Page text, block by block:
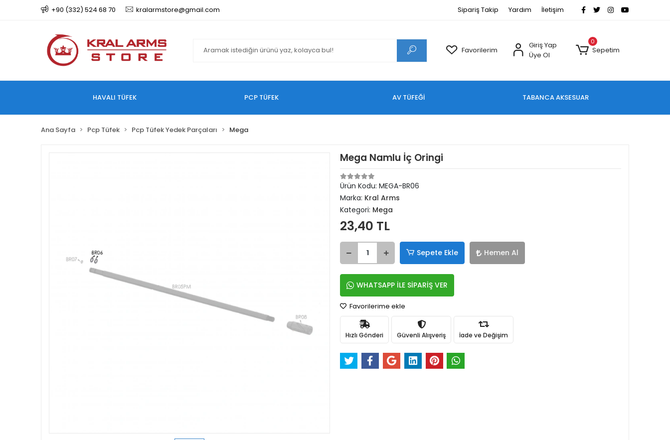
+90 (332) 524 68 70 kralarmstore@gmail.com Sipariş Takip Yardım İletişim
Favorilerim
Giriş Yap
Üye Ol
0
Sepetim
HAVALI TÜFEK PCP TÜFEK AV TÜFEĞİ TABANCA AKSESUAR
Ana Sayfa Pcp Tüfek Pcp Tüfek Yedek Parçaları Mega
Mega Namlu İç Oringi
Ürün Kodu: MEGA-BR06
Marka: Kral Arms
Kategori: Mega
23,40 TL
Sepete Ekle Hemen Al
WHATSAPP İLE SİPARİŞ VER
Favorilerime ekle
Hızlı Gönderi Güvenli Alışveriş İade ve Değişim